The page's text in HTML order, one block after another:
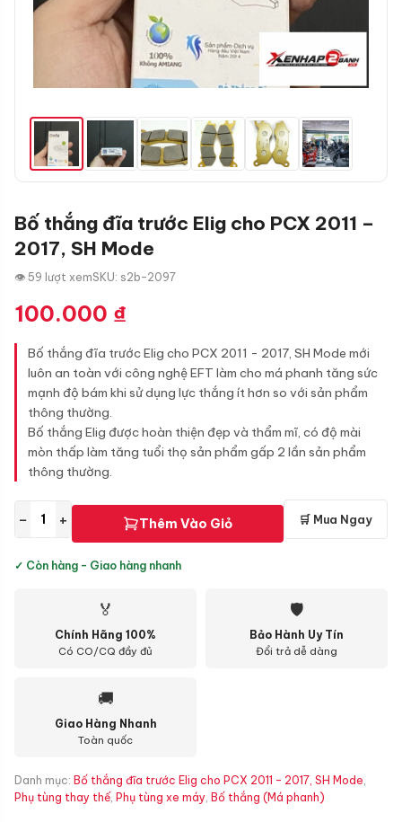
Bố thắng đĩa trước Elig cho PCX 2011 –
2017, SH Mode
👁 59 lượt xemSKU: s2b-2097
100.000 ₫
Bố thắng đĩa trước Elig cho PCX 2011 - 2017, SH Mode mới
luôn an toàn với công nghệ EFT làm cho má phanh tăng sức
mạnh độ bám khi sử dụng lực thắng ít hơn so với sản phẩm
thông thường.
Bố thắng Elig được hoàn thiện đẹp và thẩm mĩ, có độ mài
mòn thấp làm tăng tuổi thọ sản phẩm gấp 2 lần sản phẩm
thông thường.
− + Thêm Vào Giỏ 🛒 Mua Ngay
✓ Còn hàng - Giao hàng nhanh
🏅
Chính Hãng 100%
Có CO/CQ đầy đủ
🛡
Bảo Hành Uy Tín
Đổi trả dễ dàng
🚚
Giao Hàng Nhanh
Toàn quốc
Danh mục: Bố thắng đĩa trước Elig cho PCX 2011 - 2017, SH Mode,
Phụ tùng thay thế, Phụ tùng xe máy, Bố thắng (Má phanh)